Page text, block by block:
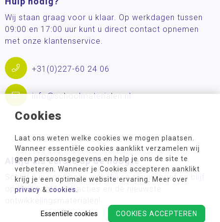
Cookies
Laat ons weten welke cookies we mogen plaatsen.
Wanneer essentiële cookies aanklikt verzamelen wij
geen persoonsgegevens en help je ons de site te
verbeteren. Wanneer je Cookies accepteren aanklikt
krijg je een optimale website ervaring. Meer over
privacy & cookies
COOKIES ACCEPTEREN
Essentiële cookies
Wij staan graag voor u klaar. Op werkdagen tussen
09:00 en 17:00 uur kunt u direct contact opnemen
met onze klantenservice.
+31(0)227-60 24 06
info@schoolmaterialen.nl
Altijd als eerste op de hoogte
Schrijf u in voor onze wekelijkse nieuwsbrief en blijf
op de hoogte van acties en de nieuwste